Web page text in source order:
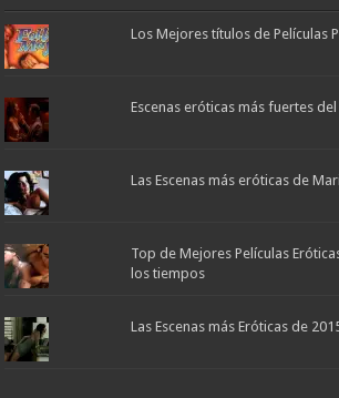
Los Mejores títulos de Películas
Escenas eróticas más fuertes
Las Escenas más eróticas de
Top de Mejores Películas
los tiempos
Las Escenas más Eróticas de